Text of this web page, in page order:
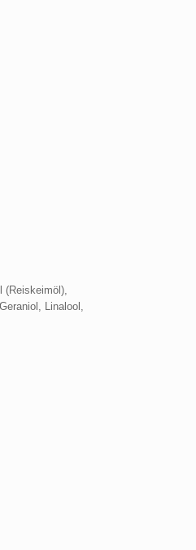
(Reiskeimöl),
Linalool,